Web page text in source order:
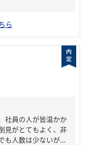
ら
社員の人が皆温かか
見がとてもよく、非
も人数は少ないが...